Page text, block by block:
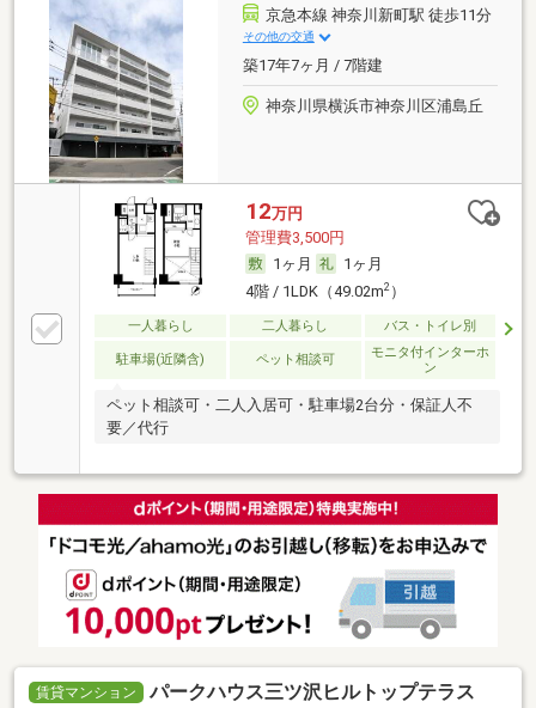
京急本線 神奈川新町駅 徒歩11分
その他の交通
築17年7ヶ月 / 7階建
神奈川県横浜市神奈川区浦島丘
12万円
管理費3,500円
1ヶ月
1ヶ月
4階 / 1LDK（49.02m2）
一人暮らし 二人暮らし バス・トイレ別
駐車場(近隣含) ペット相談可
モニタ付インターホ
ン
ペット相談可・二人入居可・駐車場2台分・保証人不
要／代行
賃貸マンション パークハウス三ツ沢ヒルトップテラス